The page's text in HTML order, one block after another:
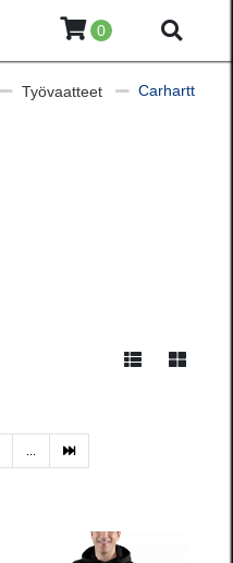
0
Työvaatteet Carhartt